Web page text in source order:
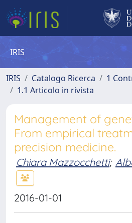
IRIS
IRIS Catalogo Ricerca
1
1.1 Articolo in rivista
Management of
From empirical
precision medicine.
Chiara Mazzocchetti;
2016-01-01